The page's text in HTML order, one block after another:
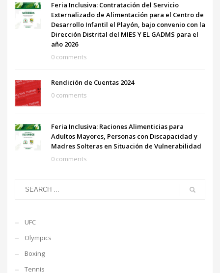
Feria Inclusiva: Contratación del Servicio
Externalizado de Alimentación para el Centro de
Desarrollo Infantil el Playón, bajo convenio con la
Dirección Distrital del MIES Y EL GADMS para el
año 2026
0 comments
Rendición de Cuentas 2024
0 comments
Feria Inclusiva: Raciones Alimenticias para
Adultos Mayores, Personas con Discapacidad y
Madres Solteras en Situación de Vulnerabilidad
0 comments
UFC
Olympics
Boxing
Tennis